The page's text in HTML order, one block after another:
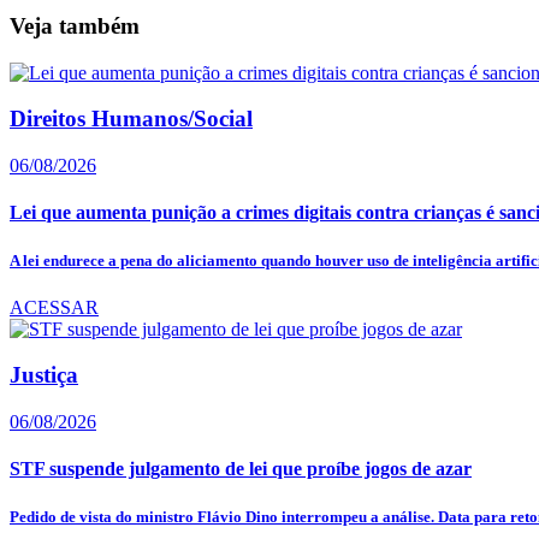
Veja também
Direitos Humanos/Social
06/08/2026
Lei que aumenta punição a crimes digitais contra crianças é
A lei endurece a pena do aliciamento quando houver uso de inteligência
ACESSAR
Justiça
06/08/2026
STF suspende julgamento de lei que proíbe jogos de azar
Pedido de vista do ministro Flávio Dino interrompeu a análise. Data para